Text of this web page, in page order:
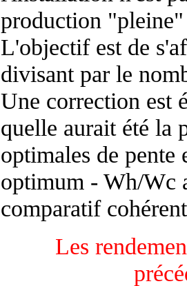
production "pleine"
L'objectif est de
divisant par le
Une correction est
quelle aurait été la
optimales de
optimum - Wh/Wc
comparatif
Les